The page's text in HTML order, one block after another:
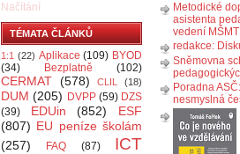
Načítání
TÉMATA ČLÁNKŮ
1:1 (22) Aplikace (109) BYOD
(34)
Bezplatně (102)
CERMAT (578) CLIL (18)
DUM (205) DVPP (59) DZS
(39)
EDUin (852)
ESF
(807) EU peníze školám
(257)
FAQ (87)
ICT
Metodické
asistenta
vedení
redakce:
Sněmovna
Poradna
nesmyslná